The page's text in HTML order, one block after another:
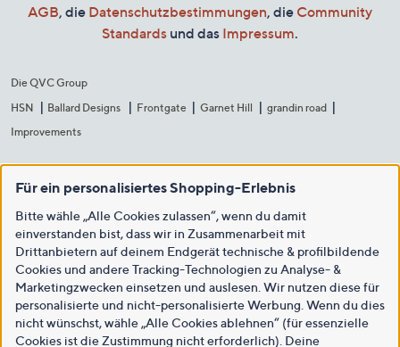
AGB, die Datenschutzbestimmungen, die Community
Standards und das Impressum.
Die QVC Group
HSN
Ballard Designs Frontgate Garnet Hill
grandin road
Improvements
Für ein personalisiertes Shopping-Erlebnis
Bitte wähle „Alle Cookies zulassen“, wenn du damit
einverstanden bist, dass wir in Zusammenarbeit mit
Drittanbietern auf deinem Endgerät technische & profilbildende
Cookies und andere Tracking-Technologien zu Analyse- &
Marketingzwecken einsetzen und auslesen. Wir nutzen diese für
personalisierte und nicht-personalisierte Werbung. Wenn du dies
nicht wünschst, wähle „Alle Cookies ablehnen“ (für essenzielle
Cookies ist die Zustimmung nicht erforderlich). Deine